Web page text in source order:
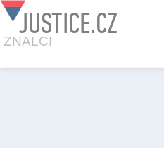
JUSTICE.CZ
ZNALCI